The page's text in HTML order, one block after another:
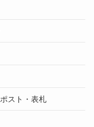
スト・表札